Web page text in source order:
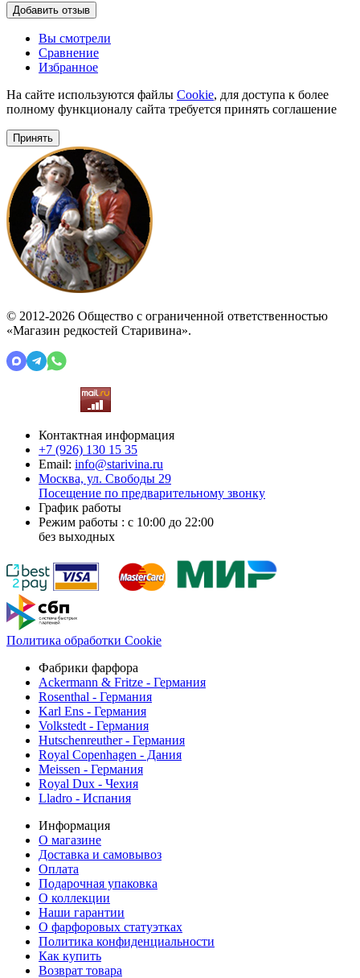
Добавить отзыв
Вы смотрели
Сравнение
Избранное
На сайте используются файлы Cookie, для доступа к более
полному функционалу сайта требуется принять соглашение
Принять
© 2012-2026 Общество с ограниченной ответственностью
«Магазин редкостей Старивина».
Контактная информация
+7 (926) 130 15 35
Email: info@starivina.ru
Москва, ул. Свободы 29
Посещение по предварительному звонку
График работы
Режим работы : с 10:00 до 22:00
без выходных
Политика обработки Cookie
Фабрики фарфора
Ackermann & Fritze - Германия
Rosenthal - Германия
Karl Ens - Германия
Volkstedt - Германия
Hutschenreuther - Германия
Royal Copenhagen - Дания
Meissen - Германия
Royal Dux - Чехия
Lladro - Испания
Информация
О магазине
Доставка и самовывоз
Оплата
Подарочная упаковка
О коллекции
Наши гарантии
О фарфоровых статуэтках
Политика конфиденциальности
Как купить
Возврат товара